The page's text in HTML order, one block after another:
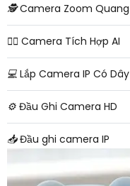
🕵️Camera Zoom Quang
🧛‍♀️ Camera Tích Hợp AI
💻 Lắp Camera IP Có Dây
⚙️ Đầu Ghi Camera HD
📥Đầu ghi camera IP